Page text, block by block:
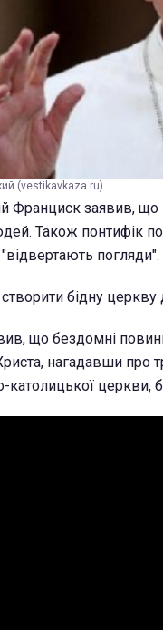
(vestikavkaza.ru)
Франциск заявив, що
Також понтифік
"відвертають погляди".
бідну
що бездомні
нагадавши про
католицької церкви,